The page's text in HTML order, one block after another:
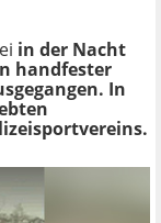
in der Nacht
handfester
In